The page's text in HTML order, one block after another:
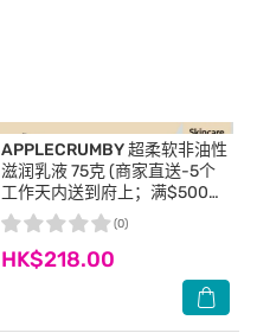
APPLECRUMBY超柔软非油性
滋润乳液 75克 (商家直送-5个
工作天内送到府上；满$500免
运)
HK$218.00
(0)